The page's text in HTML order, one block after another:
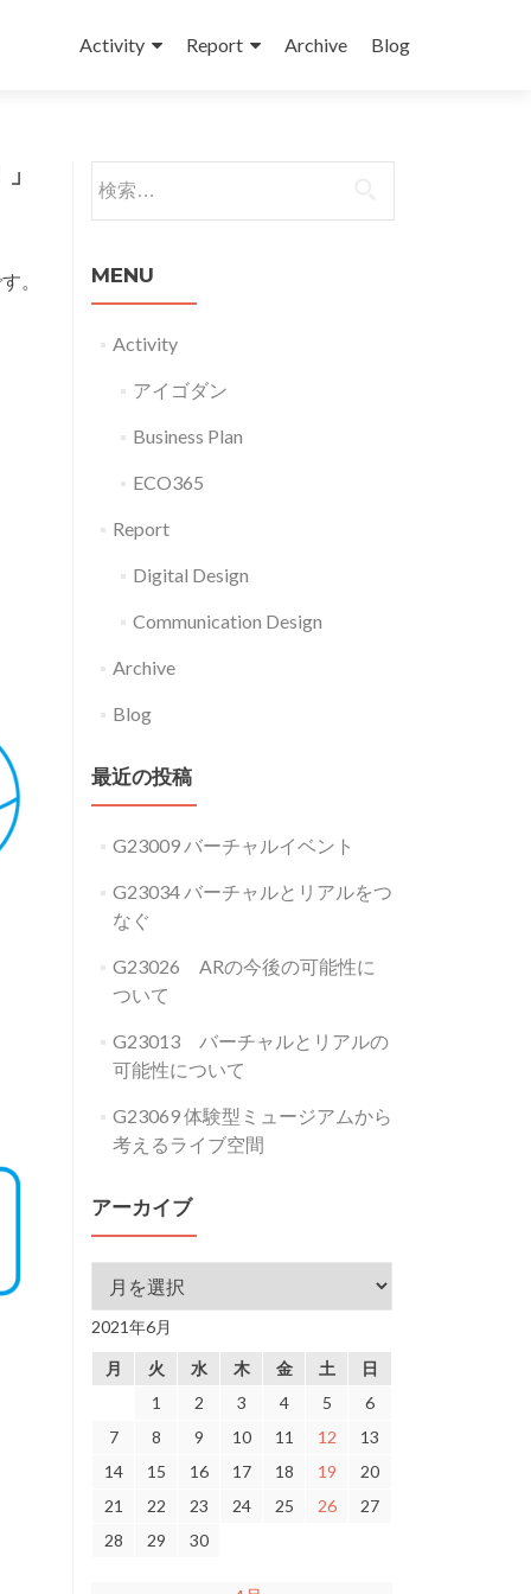
Activity
Report Archive Blog
。
検索:
MENU
Activity
アイゴダン
Business Plan
ECO365
Report
Digital Design
Communication Design
Archive
Blog
最近の投稿
G23009 バーチャルイベント
G23034 バーチャルとリアルをつ
なぐ
G23026 ARの今後の可能性に
ついて
G23013 バーチャルとリアルの
可能性について
G23069 体験型ミュージアムから
考えるライブ空間
アーカイブ
アーカイブ
2021年6月
月 火 水 木 金 土
日
1
2 3 4 5
6
7
8 9 10 11 12
13
14
15 16 17 18 19
20
21
22 23 24 25 26
27
28
29 30